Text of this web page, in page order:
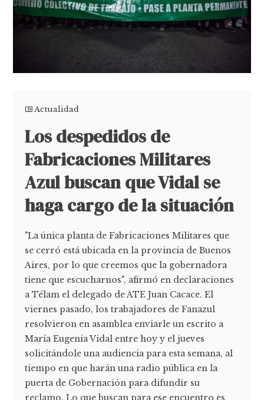
Actualidad
Los despedidos de
Fabricaciones Militares
Azul buscan que Vidal se
haga cargo de la situación
"La única planta de Fabricaciones Militares que
se cerró está ubicada en la provincia de Buenos
Aires, por lo que creemos que la gobernadora
tiene que escucharnos", afirmó en declaraciones
a Télam el delegado de ATE Juan Cacace. El
viernes pasado, los trabajadores de Fanazul
resolvieron en asamblea enviarle un escrito a
María Eugenia Vidal entre hoy y el jueves
solicitándole una audiencia para esta semana, al
tiempo en que harán una radio pública en la
puerta de Gobernación para difundir su
reclamo. Lo que buscan para ese encuentro es